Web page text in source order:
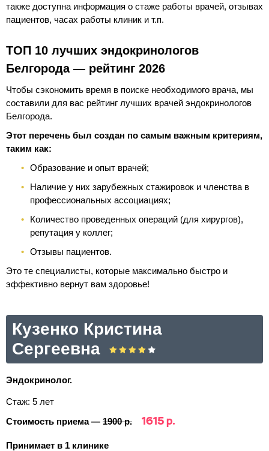
также доступна информация о стаже работы врачей, отзывах
пациентов, часах работы клиник и т.п.
ТОП 10 лучших эндокринологов
Белгорода — рейтинг 2026
Чтобы сэкономить время в поиске необходимого врача, мы
составили для вас рейтинг лучших врачей эндокринологов
Белгорода.
Этот перечень был создан по самым важным критериям,
таким как:
Образование и опыт врачей;
Наличие у них зарубежных стажировок и членства в
профессиональных ассоциациях;
Количество проведенных операций (для хирургов),
репутация у коллег;
Отзывы пациентов.
Это те специалисты, которые максимально быстро и
эффективно вернут вам здоровье!
Кузенко Кристина
Сергеевна
Эндокринолог.
Стаж: 5 лет
Стоимость приема — 1900 р. 1615 р.
Принимает в 1 клинике